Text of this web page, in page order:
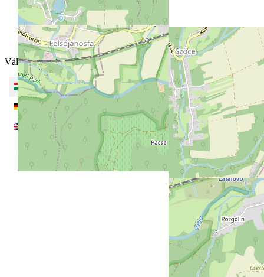
Címlap
Bemutatkozás
Áraink
Elérhetőségeink
Válasszon nyelvet